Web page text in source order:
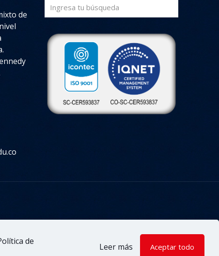
de
de privacidad
de
Leer más Aceptar todo